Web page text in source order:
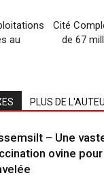
au
Cité
de 67
PLUS DE
– Une
ovine